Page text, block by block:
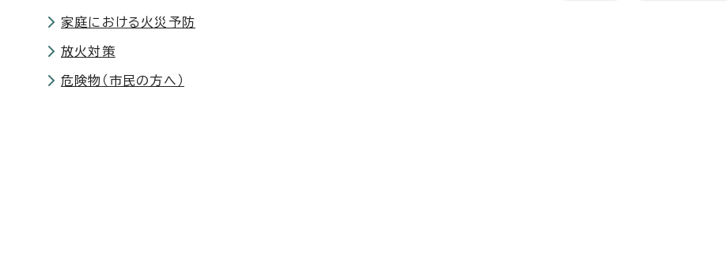
家庭における火災予防
放火対策
危険物（市民の方へ）